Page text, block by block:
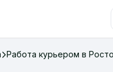
Работа курьером в